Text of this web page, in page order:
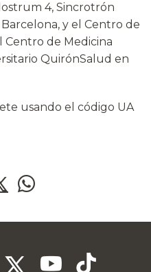
4, Sincrotrón
y el Centro de
Centro de Medicina
QuirónSalud en
usando el código UA